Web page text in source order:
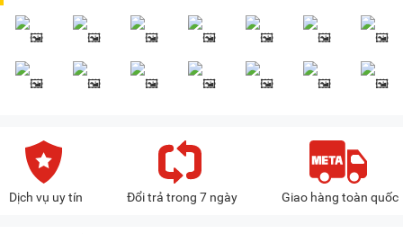
Dịch vụ uy tín Đổi trả trong 7 ngày Giao hàng toàn quốc